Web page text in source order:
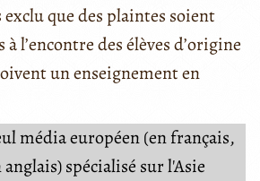
exclu que des plaintes soient
l’encontre des élèves d’origine
un enseignement en
média européen (en français,
spécialisé sur l'Asie